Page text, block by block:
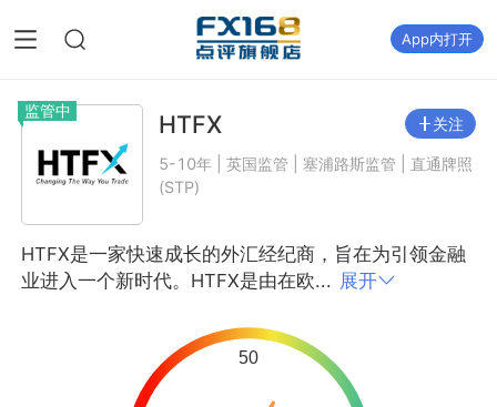
App内打开
监管中 HTFX 关注
5-10年 | 英国监管 | 塞浦路斯监管 | 直通牌照
(STP)
HTFX是一家快速成长的外汇经纪商，旨在为引领金融
业进入一个新时代。HTFX是由在欧... 展开